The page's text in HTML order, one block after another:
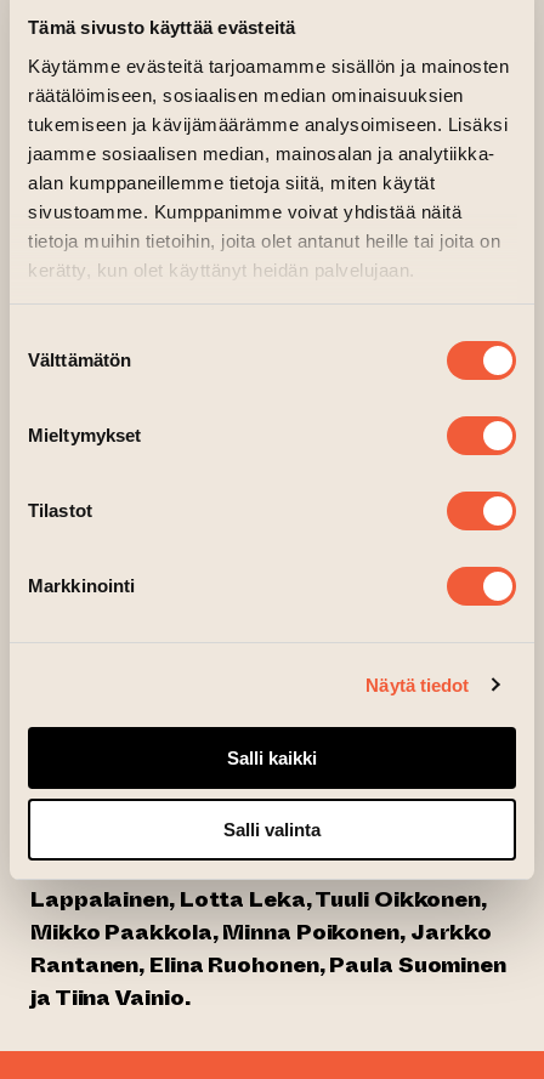
Tämä sivusto käyttää evästeitä
Käytämme evästeitä tarjoamamme sisällön ja mainosten
räätälöimiseen, sosiaalisen median ominaisuuksien
tukemiseen ja kävijämäärämme analysoimiseen. Lisäksi
jaamme sosiaalisen median, mainosalan ja analytiikka-
alan kumppaneillemme tietoja siitä, miten käytät
sivustoamme. Kumppanimme voivat yhdistää näitä
tietoja muihin tietoihin, joita olet antanut heille tai joita on
kerätty, kun olet käyttänyt heidän palvelujaan.
valinta
Välttämätön
Mieltymykset
Tilastot
Markkinointi
Näytä tiedot
Salli kaikki
Salli valinta
Neo Fredriksson
Attending::
Vesa Aaltonen, Sini-Meri Hedberg, Kristina
Isaksson, Lena Kuivisto, Minna Maija
Lappalainen, Lotta Leka, Tuuli Oikkonen,
Mikko Paakkola, Minna Poikonen, Jarkko
Rantanen, Elina Ruohonen, Paula Suominen
ja Tiina Vainio.